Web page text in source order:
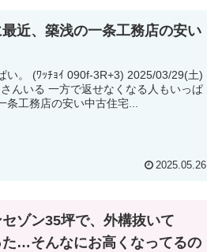
近、築浅の一条工務店の安い
ﾁｮｲ 090f-3R+3) 2025/03/29(土)
の一条工務店の安い中古住宅...
2025.05.26
ゾン35坪で、外構抜いて
そんなにお高くなってるの